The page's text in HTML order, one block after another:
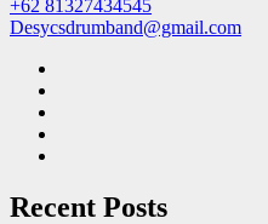
+62 81327434545
Desycsdrumband@gmail.com
Recent Posts